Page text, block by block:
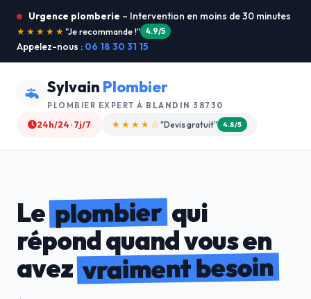
Urgence plomberie – Intervention en moins de 30 minutes
★★★★★"Service ultra rapide !" 5.0/5
Appelez-nous : 06 18 30 31 15
Sylvain Plombier
PLOMBIER EXPERT À BLANDIN 38730
24h/24 · 7j/7 ★★★★☆ "Devis gratuit" 4.8/5
Leplombierqui
répond quand vous en
avezvraiment besoin